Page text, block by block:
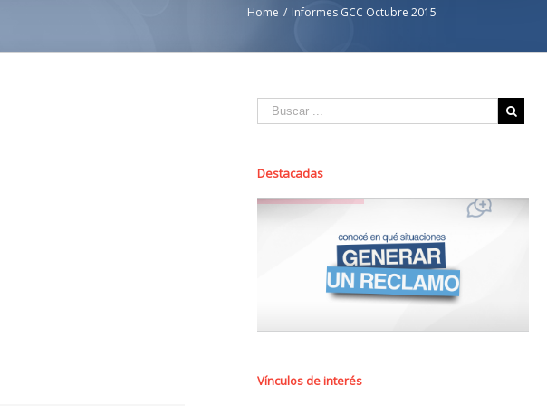
Home / Informes GCC Octubre 2015
Destacadas
Vínculos de interés